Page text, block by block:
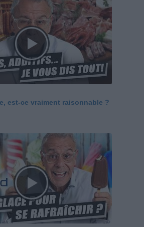
est-ce vraiment raisonnable ?